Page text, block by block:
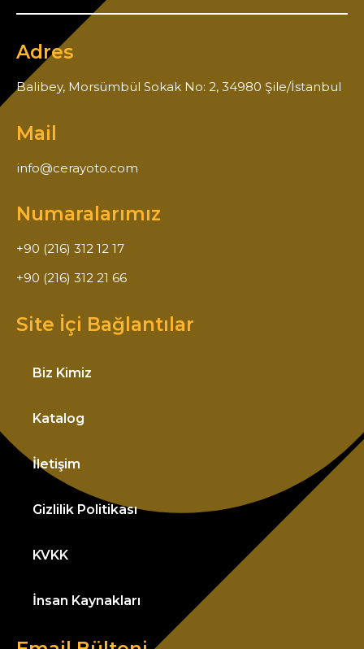
Adres
Balibey, Morsümbül Sokak No: 2, 34980 Şile/İstanbul
Mail
info@cerayoto.com
Numaralarımız
+90 (216) 312 12 17
+90 (216) 312 21 66
Site İçi Bağlantılar
Biz Kimiz
Katalog
İletişim
Gizlilik Politikası
KVKK
İnsan Kaynakları